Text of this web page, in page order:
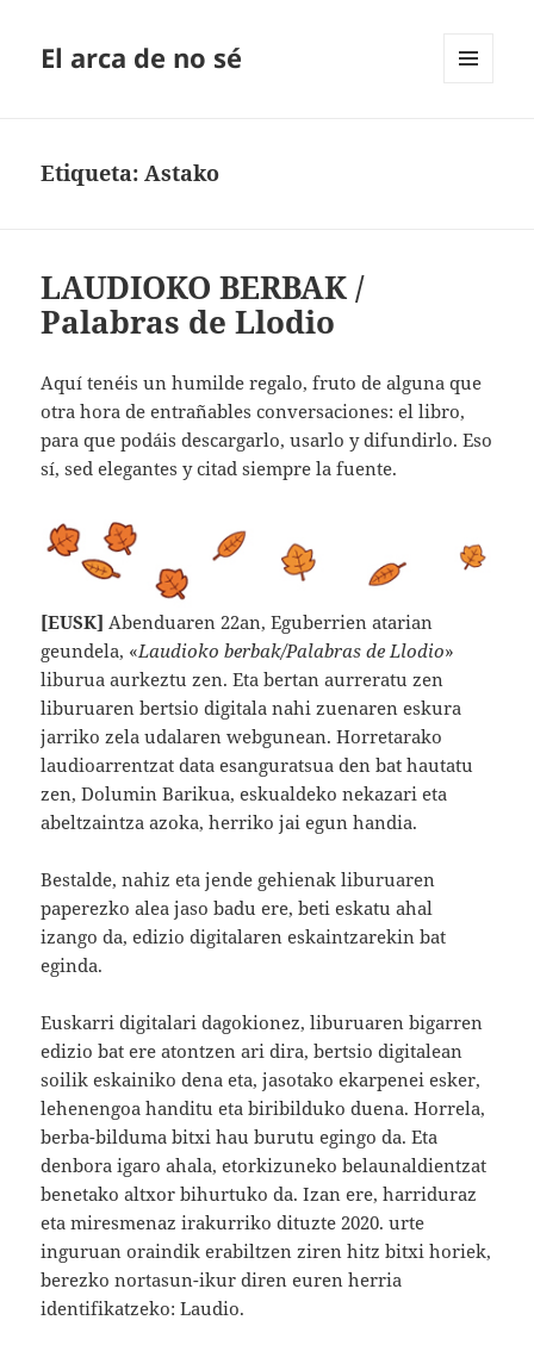
El arca de no sé
Etiqueta:Astako
LAUDIOKO BERBAK /
Palabras de Llodio
Aquí tenéis un humilde regalo, fruto de alguna que
otra hora de entrañables conversaciones: el libro,
para que podáis descargarlo, usarlo y difundirlo. Eso
sí, sed elegantes y citad siempre la fuente.
[EUSK] Abenduaren 22an, Eguberrien atarian
geundela, «Laudioko berbak/Palabras de Llodio»
liburua aurkeztu zen. Eta bertan aurreratu zen
liburuaren bertsio digitala nahi zuenaren eskura
jarriko zela udalaren webgunean. Horretarako
laudioarrentzat data esanguratsua den bat hautatu
zen, Dolumin Barikua, eskualdeko nekazari eta
abeltzaintza azoka, herriko jai egun handia.
Bestalde, nahiz eta jende gehienak liburuaren
paperezko alea jaso badu ere, beti eskatu ahal
izango da, edizio digitalaren eskaintzarekin bat
eginda.
Euskarri digitalari dagokionez, liburuaren bigarren
edizio bat ere atontzen ari dira, bertsio digitalean
soilik eskainiko dena eta, jasotako ekarpenei esker,
lehenengoa handitu eta biribilduko duena. Horrela,
berba-bilduma bitxi hau burutu egingo da. Eta
denbora igaro ahala, etorkizuneko belaunaldientzat
benetako altxor bihurtuko da. Izan ere, harriduraz
eta miresmenaz irakurriko dituzte 2020. urte
inguruan oraindik erabiltzen ziren hitz bitxi horiek,
berezko nortasun-ikur diren euren herria
identifikatzeko: Laudio.